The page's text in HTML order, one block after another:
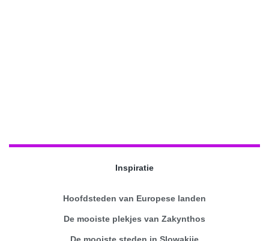
Inspiratie
Hoofdsteden van Europese landen
De mooiste plekjes van Zakynthos